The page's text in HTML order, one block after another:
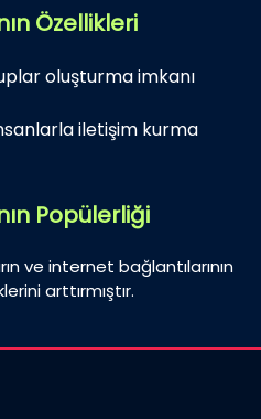
Özellikleri
oluşturma imkanı
iletişim kurma
Popülerliği
ve internet bağlantılarının
arttırmıştır.